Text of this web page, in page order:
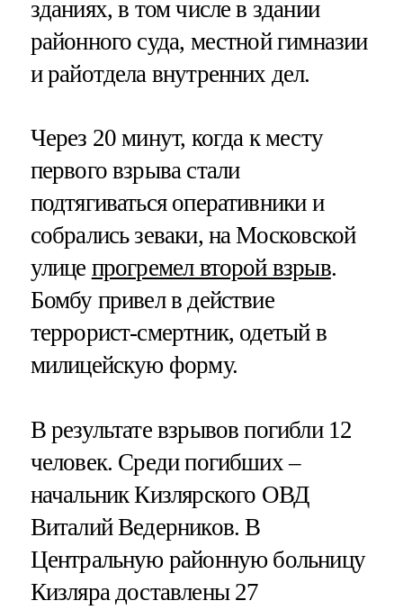
зданиях, в том числе в здании
районного суда, местной гимназии
и райотдела внутренних дел.
Через 20 минут, когда к месту
первого взрыва стали
подтягиваться оперативники и
собрались зеваки, на Московской
улице прогремел второй взрыв.
Бомбу привел в действие
террорист-смертник, одетый в
милицейскую форму.
В результате взрывов погибли 12
человек. Среди погибших –
начальник Кизлярского ОВД
Виталий Ведерников. В
Центральную районную больницу
Кизляра доставлены 27